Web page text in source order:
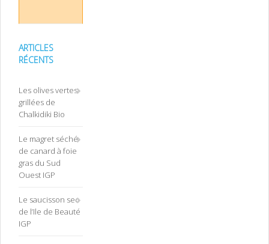
ARTICLES
RÉCENTS
Les olives vertes
grillées de
Chalkidiki Bio
Le magret séché
de canard à foie
gras du Sud
Ouest IGP
Le saucisson sec
de l’Ile de Beauté
IGP